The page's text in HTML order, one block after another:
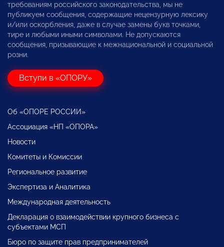
требованиям российского законодательства, мы не
публикуем сообщения, содержащие нецензурную лексику
и/или оскорбления, даже в случае замены букв точками,
тире и любыми иными символами. Не допускаются
сообщения, призывающие к межнациональной и социальной
розни.
Вступи в «ОПОРУ»
Об «ОПОРЕ РОССИИ»
Ассоциация «НП «ОПОРА»
Новости
Комитеты и Комиссии
Региональное развитие
Экспертиза и Аналитика
Международная деятельность
Декларация о взаимодействии крупного бизнеса с
субъектами МСП
Бюро по защите прав предпринимателей